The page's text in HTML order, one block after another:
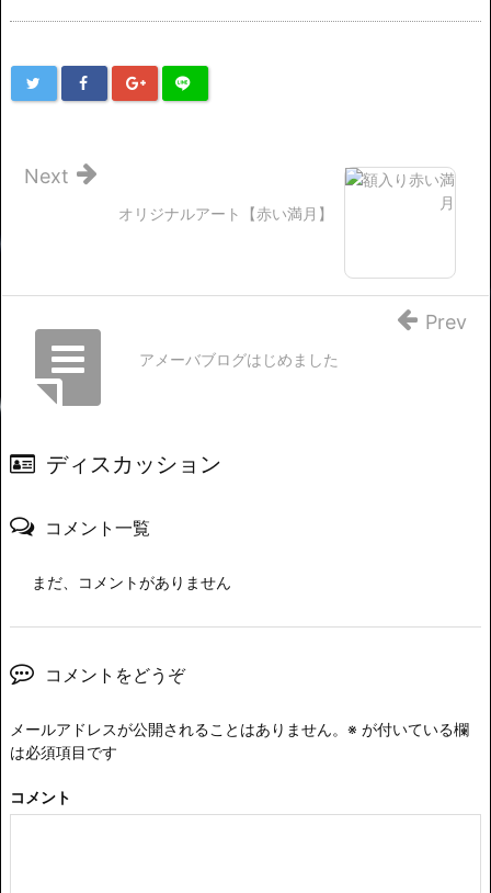
オリジナルアート【赤い満月】
Next
アメーバブログはじめました
Prev
ディスカッション
コメント一覧
まだ、コメントがありません
コメントをどうぞ
メールアドレスが公開されることはありません。 ※ が付いている欄
は必須項目です
コメント